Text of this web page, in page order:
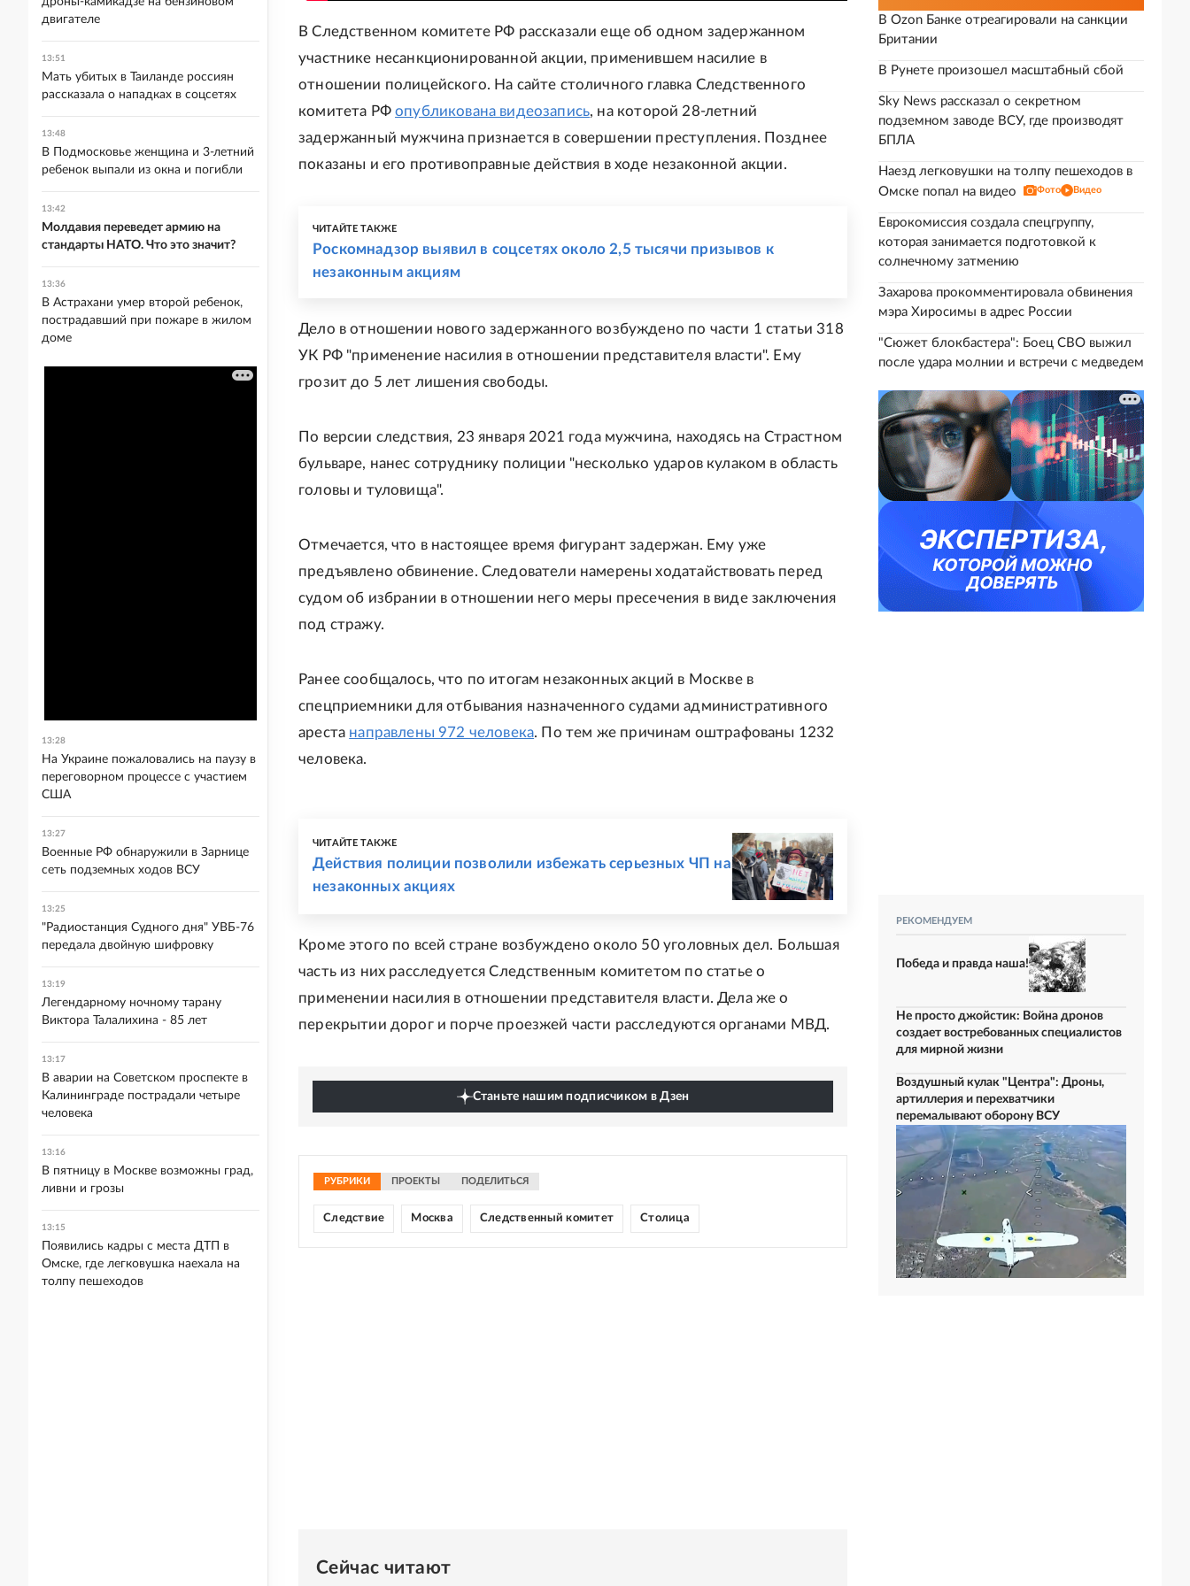
В Следственном комитете РФ рассказали еще об одном задержанном
участнике несанкционированной акции, применившем насилие в
отношении полицейского. На сайте столичного главка Следственного
комитета РФопубликована видеозапись, на которой 28-летний
задержанный мужчина признается в совершении преступления. Позднее
показаны и его противоправные действия в ходе незаконной акции.
ЧИТАЙТЕ ТАКЖЕ
Роскомнадзор выявил в соцсетях около 2,5 тысячи призывов к
незаконным акциям
Дело в отношении нового задержанного возбуждено по части 1 статьи 318
УК РФ "применение насилия в отношении представителя власти". Ему
грозит до 5 лет лишения свободы.
По версии следствия, 23 января 2021 года мужчина, находясь на Страстном
бульваре, нанес сотруднику полиции "несколько ударов кулаком в область
головы и туловища".
Отмечается, что в настоящее время фигурант задержан. Ему уже
предъявлено обвинение. Следователи намерены ходатайствовать перед
судом об избрании в отношении него меры пресечения в виде заключения
под стражу.
Ранее сообщалось, что по итогам незаконных акций в Москве в
спецприемники для отбывания назначенного судами административного
ареста направлены 972 человека. По тем же причинам оштрафованы 1232
человека.
ЧИТАЙТЕ ТАКЖЕ
Действия полиции позволили избежать серьезных ЧП на
незаконных акциях
Кроме этого по всей стране возбуждено около 50 уголовных дел. Большая
часть из них расследуется Следственным комитетом по статье о
применении насилия в отношении представителя власти. Дела же о
перекрытии дорог и порче проезжей части расследуются органами МВД.
Станьте нашим подписчиком в Дзен
РУБРИКИ ПРОЕКТЫ ПОДЕЛИТЬСЯ
Следствие Москва Следственный комитет Столица
Сейчас читают
В Ozon Банке отреагировали на санкции
Британии
В Рунете произошел масштабный сбой
Sky News рассказал о секретном
подземном заводе ВСУ, где производят
БПЛА
Наезд легковушки на толпу пешеходов в
Омске попал на видео
Фото Видео
Еврокомиссия создала спецгруппу,
которая занимается подготовкой к
солнечному затмению
Захарова прокомментировала обвинения
мэра Хиросимы в адрес России
"Сюжет блокбастера": Боец СВО выжил
после удара молнии и встречи с медведем
РЕКОМЕНДУЕМ
Победа и правда наша!
Не просто джойстик: Война дронов
создает востребованных специалистов
для мирной жизни
Воздушный кулак "Центра": Дроны,
артиллерия и перехватчики
перемалывают оборону ВСУ
двигателе
13:51
Мать убитых в Таиланде россиян
рассказала о нападках в соцсетях
13:48
В Подмосковье женщина и 3-летний
ребенок выпали из окна и погибли
13:42
Молдавия переведет армию на
стандарты НАТО. Что это значит?
13:36
В Астрахани умер второй ребенок,
пострадавший при пожаре в жилом
доме
13:28
На Украине пожаловались на паузу в
переговорном процессе с участием
США
13:27
Военные РФ обнаружили в Зарнице
сеть подземных ходов ВСУ
13:25
"Радиостанция Судного дня" УВБ-76
передала двойную шифровку
13:19
Легендарному ночному тарану
Виктора Талалихина - 85 лет
13:17
В аварии на Советском проспекте в
Калининграде пострадали четыре
человека
13:16
В пятницу в Москве возможны град,
ливни и грозы
13:15
Появились кадры с места ДТП в
Омске, где легковушка наехала на
толпу пешеходов